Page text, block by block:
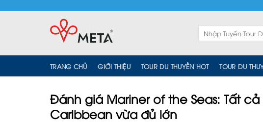
kiếm:
TRANG CHỦ GIỚI THIỆU TOUR DU THUYỀN HOT TOUR DU
Đánh giá Mariner of the Seas: Tất
Caribbean vừa đủ lớn